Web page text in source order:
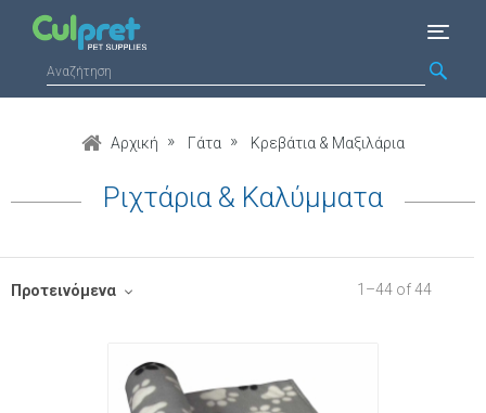
Αρχική Γάτα Κρεβάτια & Μαξιλάρια
Ριχτάρια & Καλύμματα
1 –44 of44
Προτεινόμενα